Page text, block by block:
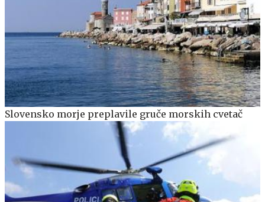
Slovensko morje preplavile gruče morskih cvetač